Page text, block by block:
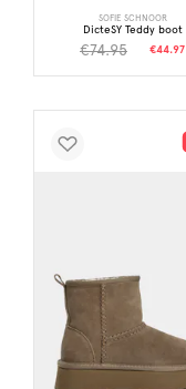
SOFIE SCHNOOR
DicteSY Teddy boot
€74.95 €44.97